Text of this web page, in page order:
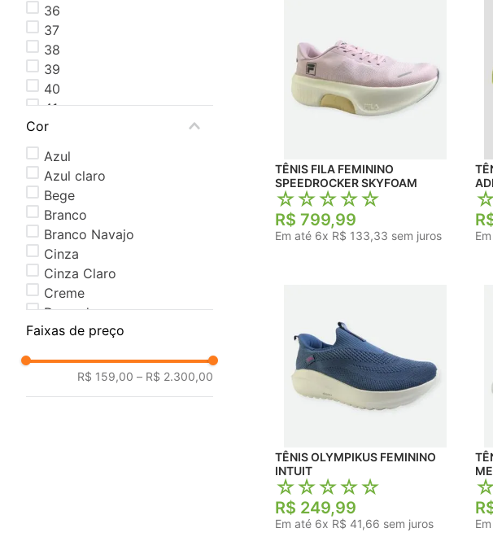
36
37
38
39
40
41
42
Cor
Azul
Azul claro
Bege
Branco
Branco Navajo
Cinza
Cinza Claro
Creme
Dourado
Laranja
Faixas de preço
R$ 159,00 – R$ 2.300,00
TÊNIS FILA FEMININO
SPEEDROCKER SKYFOAM
☆☆☆☆☆
R$ 799,99
Em até 6x R$ 133,33 sem juros
TÊNIS OLYMPIKUS FEMININO
INTUIT
☆☆☆☆☆
R$ 249,99
Em até 6x R$ 41,66 sem juros